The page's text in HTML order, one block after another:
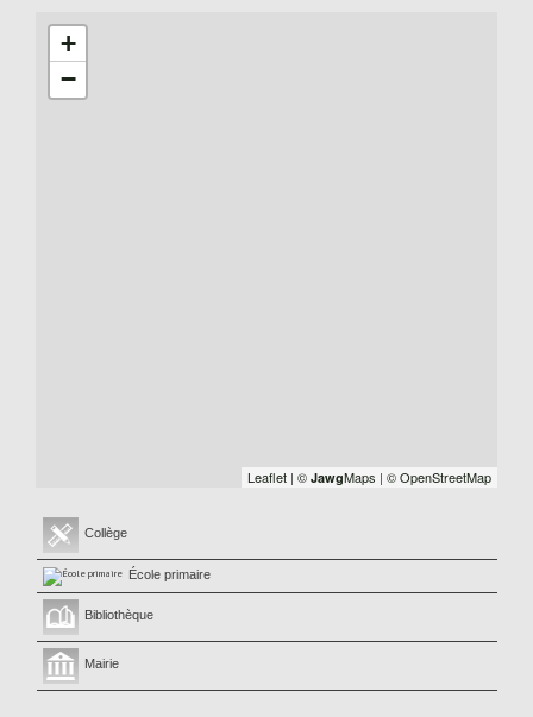
+
−
Leaflet | © JawgMaps | © OpenStreetMap
Collège
École primaire
Bibliothèque
Mairie